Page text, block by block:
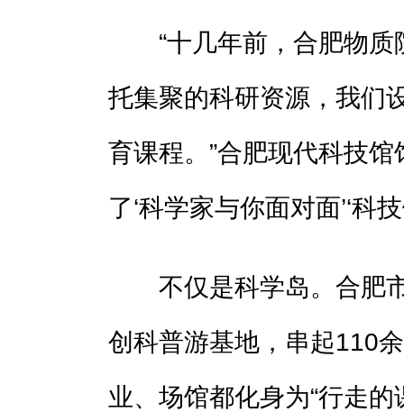
“十几年前，合肥物质
托集聚的科研资源，我们
育课程。”合肥现代科技
了‘科学家与你面对面’‘科
不仅是科学岛。合肥市
创科普游基地，串起110
业、场馆都化身为“行走的